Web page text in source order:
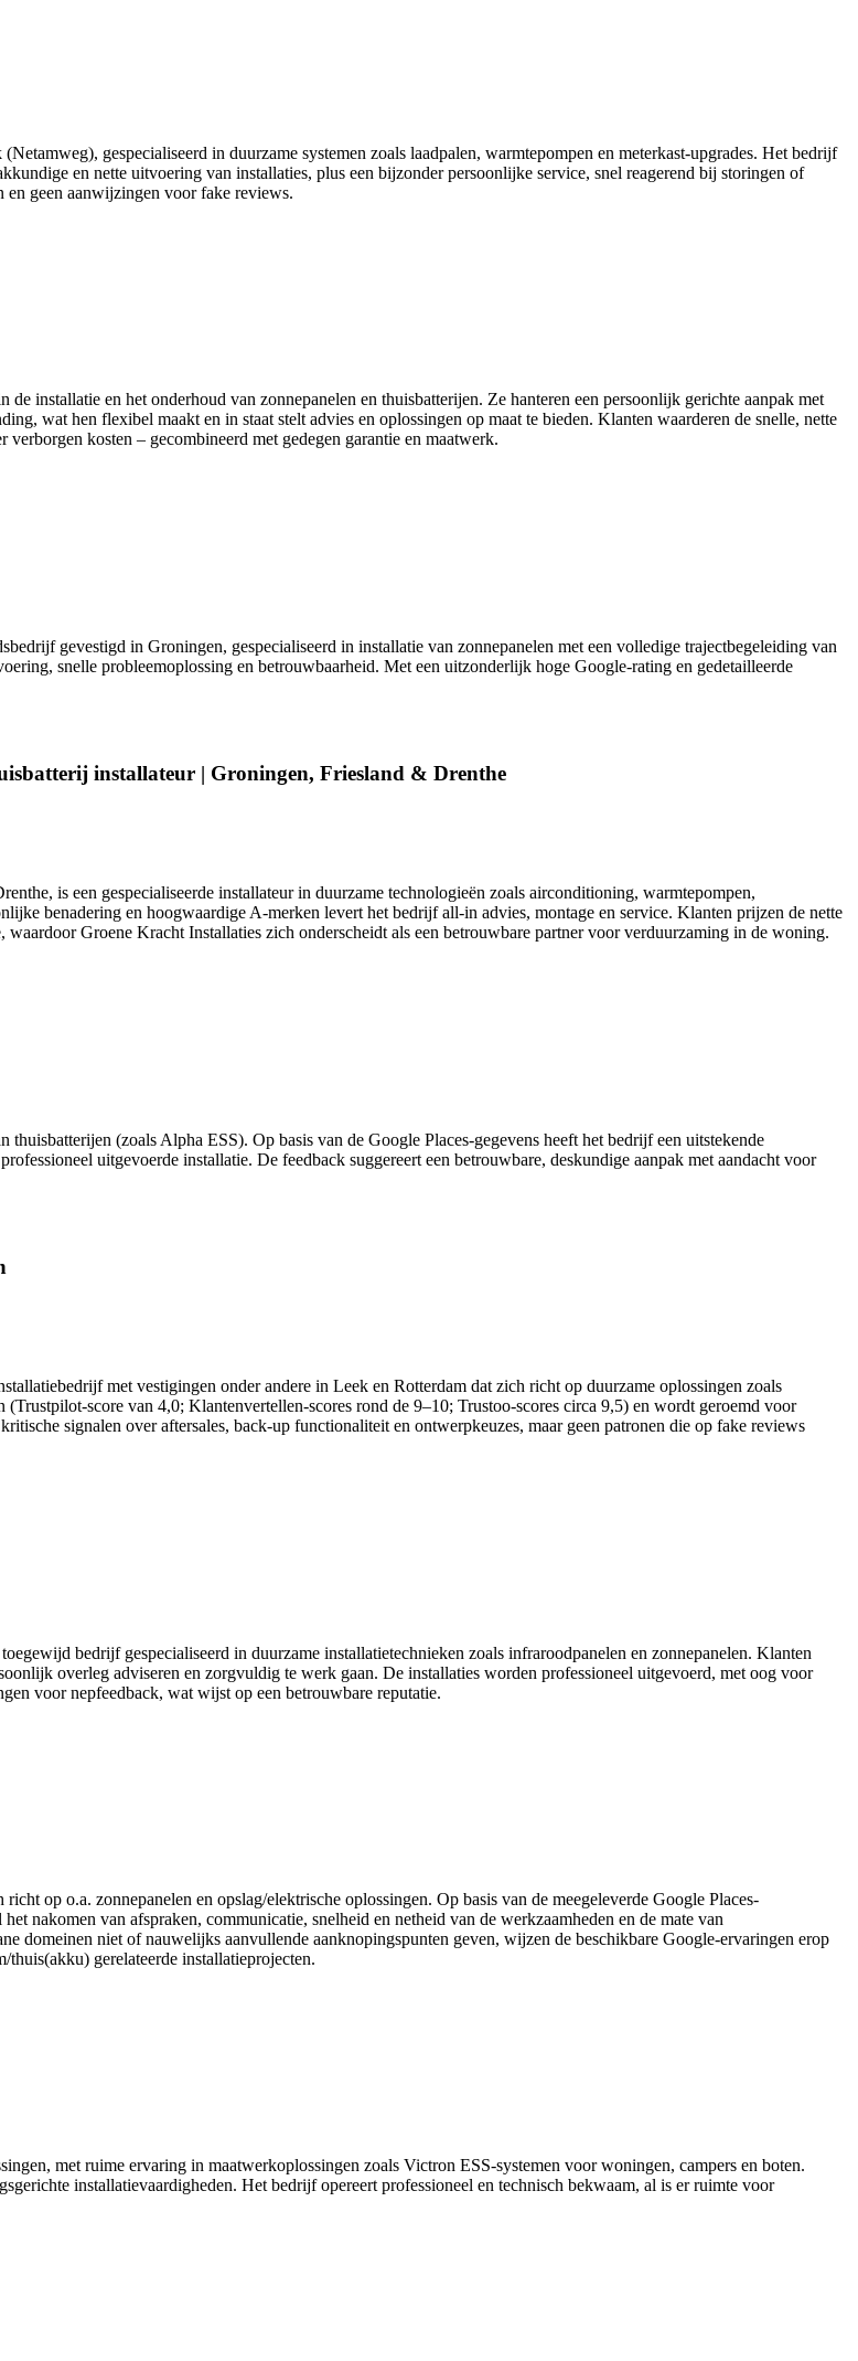
gespecialiseerd in duurzame systemen zoals laadpalen, warmtepompen en meterkast-upgrades. Het bedrijf
en nette uitvoering van installaties, plus een bijzonder persoonlijke service, snel reagerend bij storingen of
en geen aanwijzingen voor fake reviews.
installatie en het onderhoud van zonnepanelen en thuisbatterijen. Ze hanteren een persoonlijk gerichte aanpak met
wat hen flexibel maakt en in staat stelt advies en oplossingen op maat te bieden. Klanten waarderen de snelle, nette
kosten – gecombineerd met gedegen garantie en maatwerk.
gevestigd in Groningen, gespecialiseerd in installatie van zonnepanelen met een volledige trajectbegeleiding van
snelle probleemoplossing en betrouwbaarheid. Met een uitzonderlijk hoge Google-rating en gedetailleerde
installateur | Groningen, Friesland & Drenthe
is een gespecialiseerde installateur in duurzame technologieën zoals airconditioning, warmtepompen,
benadering en hoogwaardige A-merken levert het bedrijf all-in advies, montage en service. Klanten prijzen de nette
Groene Kracht Installaties zich onderscheidt als een betrouwbare partner voor verduurzaming in de woning.
(zoals Alpha ESS). Op basis van de Google Places-gegevens heeft het bedrijf een uitstekende
uitgevoerde installatie. De feedback suggereert een betrouwbare, deskundige aanpak met aandacht voor
met vestigingen onder andere in Leek en Rotterdam dat zich richt op duurzame oplossingen zoals
score van 4,0; Klantenvertellen-scores rond de 9–10; Trustoo-scores circa 9,5) en wordt geroemd voor
signalen over aftersales, back-up functionaliteit en ontwerpkeuzes, maar geen patronen die op fake reviews
bedrijf gespecialiseerd in duurzame installatietechnieken zoals infraroodpanelen en zonnepanelen. Klanten
overleg adviseren en zorgvuldig te werk gaan. De installaties worden professioneel uitgevoerd, met oog voor
voor nepfeedback, wat wijst op een betrouwbare reputatie.
op o.a. zonnepanelen en opslag/elektrische oplossingen. Op basis van de meegeleverde Google Places-
nakomen van afspraken, communicatie, snelheid en netheid van de werkzaamheden en de mate van
domeinen niet of nauwelijks aanvullende aanknopingspunten geven, wijzen de beschikbare Google-ervaringen erop
gerelateerde installatieprojecten.
met ruime ervaring in maatwerkoplossingen zoals Victron ESS-systemen voor woningen, campers en boten.
installatievaardigheden. Het bedrijf opereert professioneel en technisch bekwaam, al is er ruimte voor